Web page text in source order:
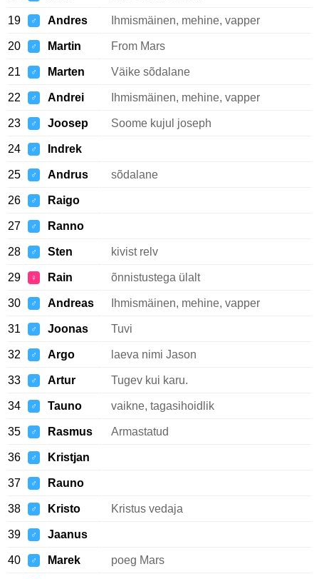
19 ♂ Andres Ihmismäinen, mehine, vapper
20 ♂ Martin From Mars
21 ♂ Marten Väike sõdalane
22 ♂ Andrei Ihmismäinen, mehine, vapper
23 ♂ Joosep Soome kujul joseph
24 ♂ Indrek
25 ♂ Andrus sõdalane
26 ♂ Raigo
27 ♂ Ranno
28 ♂ Sten kivist relv
29 ♀ Rain õnnistustega ülalt
30 ♂ Andreas Ihmismäinen, mehine, vapper
31 ♂ Joonas Tuvi
32 ♂ Argo laeva nimi Jason
33 ♂ Artur Tugev kui karu.
34 ♂ Tauno vaikne, tagasihoidlik
35 ♂ Rasmus Armastatud
36 ♂ Kristjan
37 ♂ Rauno
38 ♂ Kristo Kristus vedaja
39 ♂ Jaanus
40 ♂ Marek poeg Mars